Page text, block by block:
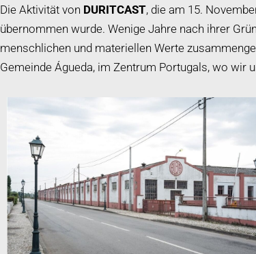
Die Aktivität von DURITCAST, die am 15.
übernommen wurde. Wenige Jahre nach ihrer
menschlichen und materiellen Werte
Gemeinde Águeda, im Zentrum Portugals, wo wir